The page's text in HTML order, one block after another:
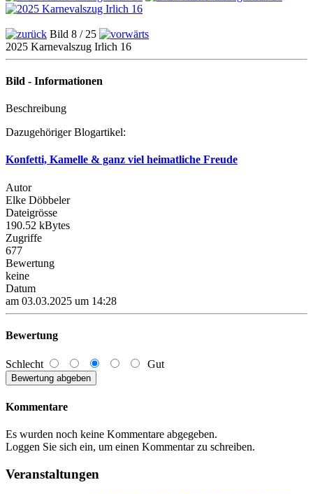
Bild 8 / 25
2025 Karnevalszug Irlich 16
Bild - Informationen
Beschreibung
Dazugehöriger Blogartikel:
Konfetti, Kamelle & ganz viel heimatliche Freude
Autor
Elke Döbbeler
Dateigrösse
190.52 kBytes
Zugriffe
677
Bewertung
keine
Datum
am 03.03.2025 um 14:28
Bewertung
Schlecht Gut
Kommentare
Es wurden noch keine Kommentare abgegeben.
Loggen Sie sich ein, um einen Kommentar zu schreiben.
Veranstaltungen